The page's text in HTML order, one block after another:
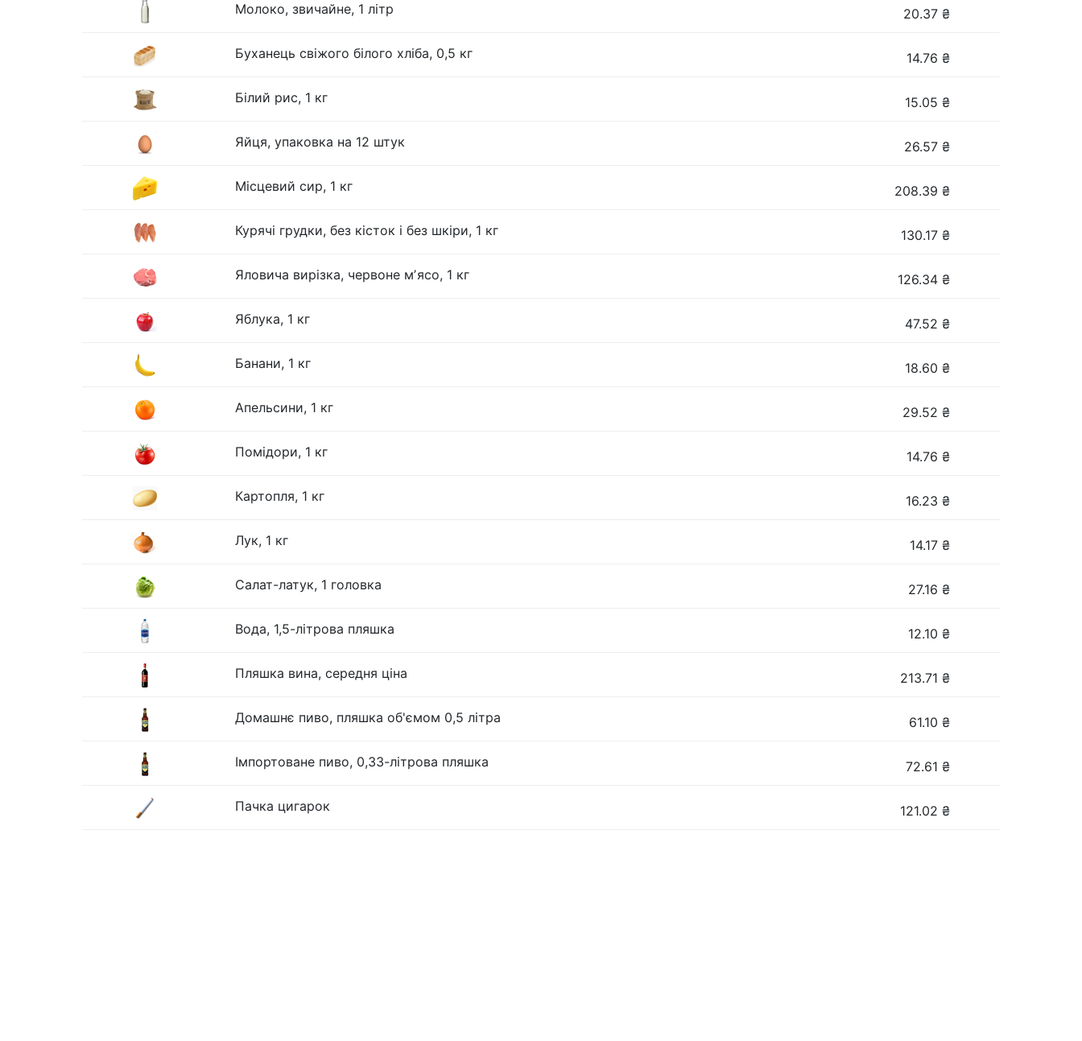
Молоко, звичайне, 1 літр 20.37 ₴
Буханець свіжого білого хліба, 0,5 кг 14.76 ₴
Білий рис, 1 кг 15.05 ₴
Яйця, упаковка на 12 штук 26.57 ₴
Місцевий сир, 1 кг 208.39 ₴
Курячі грудки, без кісток і без шкіри, 1 кг 130.17 ₴
Яловича вирізка, червоне мʼясо, 1 кг 126.34 ₴
Яблука, 1 кг 47.52 ₴
Банани, 1 кг 18.60 ₴
Апельсини, 1 кг 29.52 ₴
Помідори, 1 кг 14.76 ₴
Картопля, 1 кг 16.23 ₴
Лук, 1 кг 14.17 ₴
Салат-латук, 1 головка 27.16 ₴
Вода, 1,5-літрова пляшка 12.10 ₴
Пляшка вина, середня ціна 213.71 ₴
Домашнє пиво, пляшка об'ємом 0,5 літра 61.10 ₴
Імпортоване пиво, 0,33-літрова пляшка 72.61 ₴
Пачка цигарок 121.02 ₴